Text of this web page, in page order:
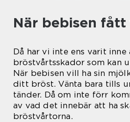
När bebisen
Då har vi inte ens varit inne
bröstvårtsskador som kan
När bebisen vill ha sin
ditt bröst. Vänta bara tills
tänder. Då om inte förr
av vad det innebär att ha
bröstvårtorna.